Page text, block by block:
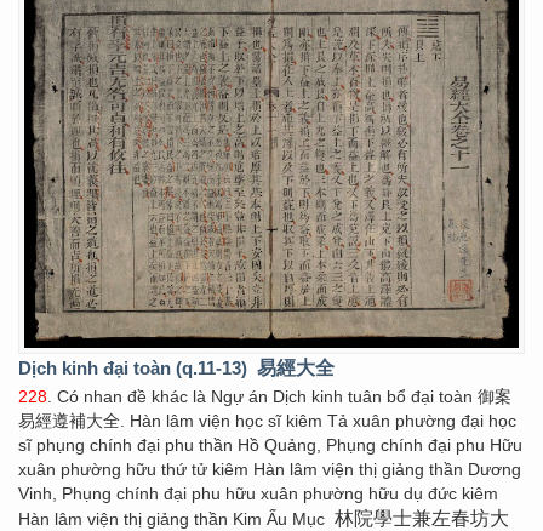
Dịch kinh đại toàn (q.11-13) 易經大全
228 . Có nhan đề khác là Ngự án Dịch kinh tuân bổ đại toàn 御案
易經遵補大全. Hàn lâm viện học sĩ kiêm Tả xuân phường đại học
sĩ phụng chính đại phu thần Hồ Quảng, Phụng chính đại phu Hữu
xuân phường hữu thứ tử kiêm Hàn lâm viện thị giảng thần Dương
Vinh, Phụng chính đại phu hữu xuân phường hữu dụ đức kiêm
Hàn lâm viện thị giảng thần Kim Ấu Mục 林院學士兼左春坊大